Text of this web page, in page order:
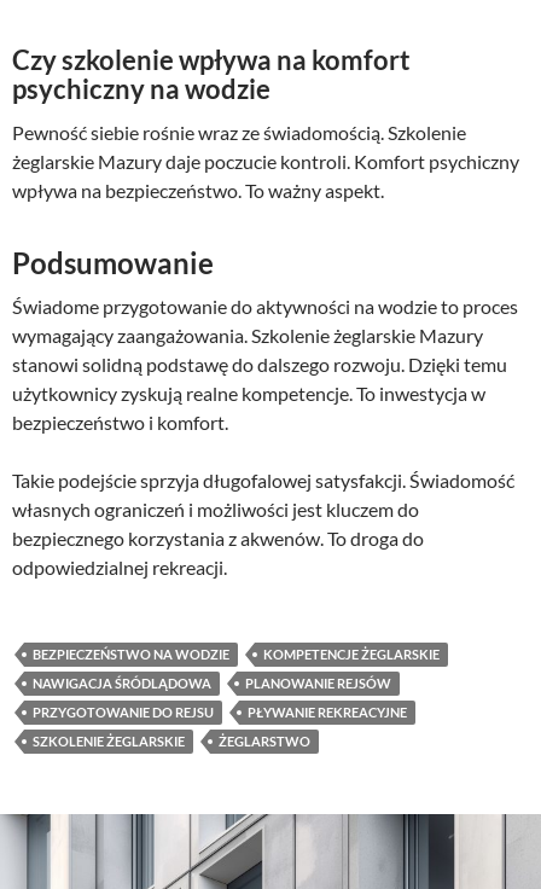
Czy szkolenie wpływa na komfort
psychiczny na wodzie
Pewność siebie rośnie wraz ze świadomością. Szkolenie
żeglarskie Mazury daje poczucie kontroli. Komfort psychiczny
wpływa na bezpieczeństwo. To ważny aspekt.
Podsumowanie
Świadome przygotowanie do aktywności na wodzie to proces
wymagający zaangażowania. Szkolenie żeglarskie Mazury
stanowi solidną podstawę do dalszego rozwoju. Dzięki temu
użytkownicy zyskują realne kompetencje. To inwestycja w
bezpieczeństwo i komfort.
Takie podejście sprzyja długofalowej satysfakcji. Świadomość
własnych ograniczeń i możliwości jest kluczem do
bezpiecznego korzystania z akwenów. To droga do
odpowiedzialnej rekreacji.
BEZPIECZEŃSTWO NA WODZIE
KOMPETENCJE ŻEGLARSKIE
NAWIGACJA ŚRÓDLĄDOWA
PLANOWANIE REJSÓW
PRZYGOTOWANIE DO REJSU
PŁYWANIE REKREACYJNE
SZKOLENIE ŻEGLARSKIE
ŻEGLARSTWO